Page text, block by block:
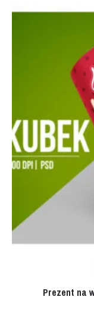
Prezent na